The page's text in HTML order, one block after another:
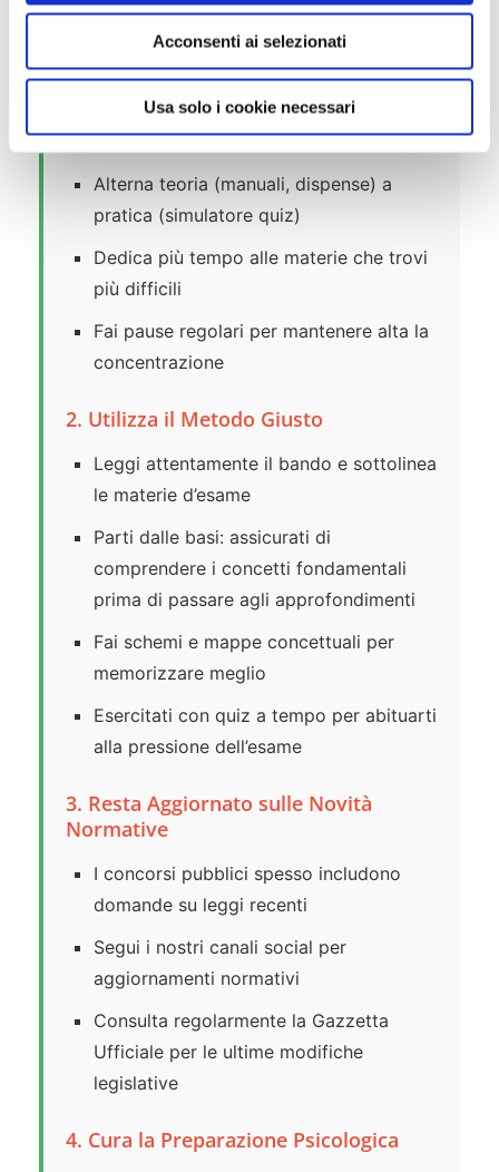
Acconsenti ai selezionati
Usa solo i cookie necessari
tue possibilità di successo:
1. Organizza lo Studio in Modo Efficace
Crea unpiano di studio settimanale
realistico e sostenibile
Alterna teoria (manuali, dispense) a
pratica (simulatore quiz)
Dedica più tempo alle materie che trovi
più difficili
Fai pause regolari per mantenere alta la
concentrazione
2. Utilizza il Metodo Giusto
Leggi attentamente il bando e sottolinea
le materie d’esame
Parti dalle basi: assicurati di
comprendere i concetti fondamentali
prima di passare agli approfondimenti
Fai schemi e mappe concettuali per
memorizzare meglio
Esercitati con quiz a tempo per abituarti
alla pressione dell’esame
3. Resta Aggiornato sulle Novità
Normative
I concorsi pubblici spesso includono
domande su leggi recenti
Segui i nostri canali social per
aggiornamenti normativi
Consulta regolarmente la Gazzetta
Ufficiale per le ultime modifiche
legislative
4. Cura la Preparazione Psicologica